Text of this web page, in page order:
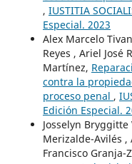
, IUSTITIA
Especial. 2023
Alex Marcelo
Reyes , Ariel José
Martínez,
contra la
proceso penal ,
Edición Especial.
Josselyn
Merizalde-Avilés ,
Francisco Granja-